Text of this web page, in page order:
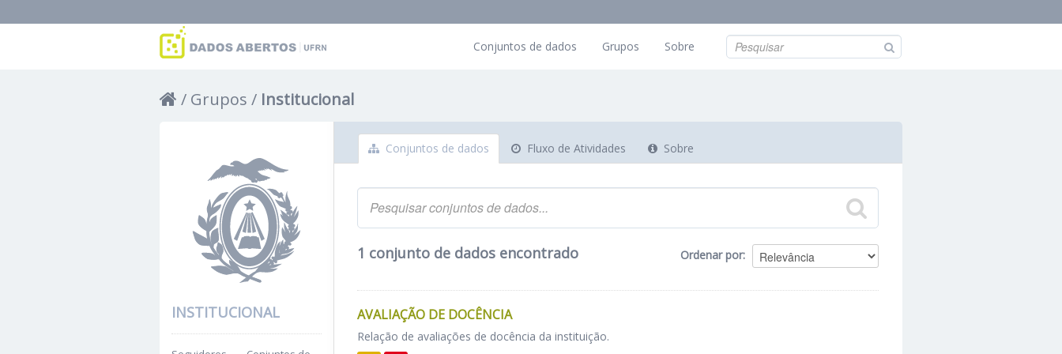
Conjuntos de dados Grupos Sobre
Grupos Institucional
Conjuntos de dados Fluxo de Atividades Sobre
Ordenar por
1 conjunto de dados encontrado
AVALIAÇÃO DE DOCÊNCIA
Relação de avaliações de docência da instituição.
INSTITUCIONAL